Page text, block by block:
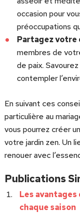
occasion pour
préoccupations
Partagez votre
membres de
de paix.
contempler
En suivant ces
particulière au
vous pourrez créer
votre jardin zen. Un
renouer avec
Publications
Les avantages
chaque saison